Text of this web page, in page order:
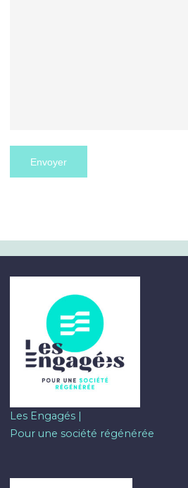
Les Engagés |
Pour une société régénérée